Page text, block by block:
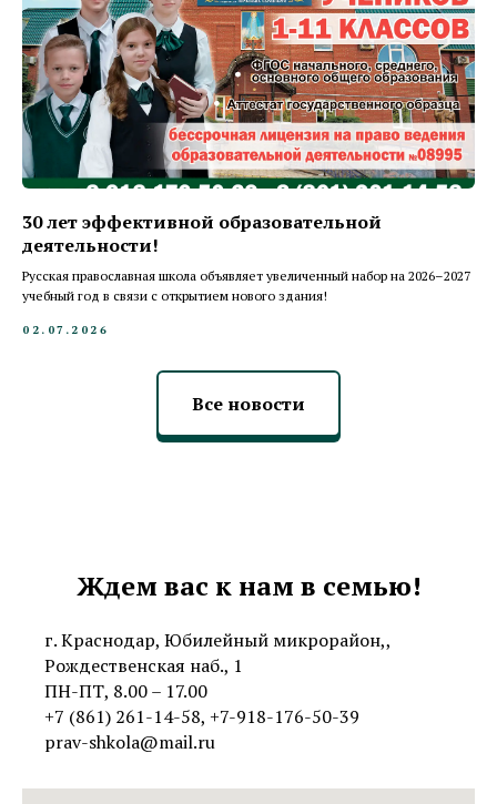
30 лет эффективной образовательной
деятельности!
Русская православная школа объявляет увеличенный набор на 2026–2027
учебный год в связи с открытием нового здания!
02.07.2026
Все новости
Ждем вас к нам в семью!
г. Краснодар, Юбилейный микрорайон,,
Рождественская наб., 1
ПН-ПТ, 8.00 – 17.00
+7 (861) 261-14-58, +7-918-176-50-39
prav-shkola@mail.ru